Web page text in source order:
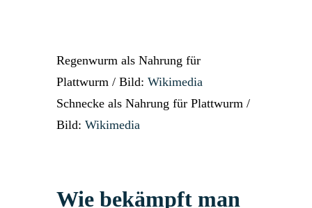
Regenwurm als Nahrung für
Plattwurm / Bild: Wikimedia
Schnecke als Nahrung für Plattwurm /
Bild: Wikimedia
Wie bekämpft man